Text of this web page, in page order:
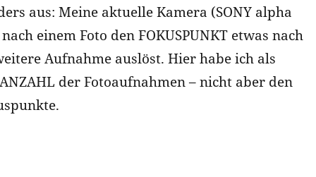
aus: Meine aktuelle Kamera (SONY alpha
einem Foto den FOKUSPUNKT etwas nach
Aufnahme auslöst. Hier habe ich als
der Fotoaufnahmen – nicht aber den